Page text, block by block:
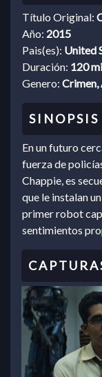
Título Original:
Año: 2015
Pais(es): United
Duración: 120
Genero: Crimen,
En un futuro
fuerza de
Chappie, es
que le instalan
primer robot
sentimientos